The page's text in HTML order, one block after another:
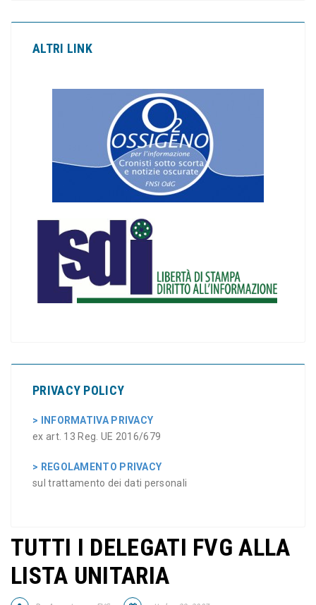
ALTRI LINK
PRIVACY POLICY
> INFORMATIVA PRIVACY
ex art. 13 Reg. UE 2016/679
> REGOLAMENTO PRIVACY
sul trattamento dei dati personali
TUTTI I DELEGATI FVG ALLA
LISTA UNITARIA